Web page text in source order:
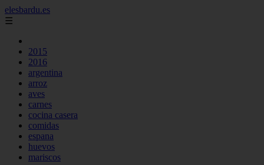
elesbardu.es
☰
2015
2016
argentina
arroz
aves
carnes
cocina casera
comidas
espana
huevos
mariscos